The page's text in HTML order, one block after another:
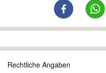
Rechtliche Angaben